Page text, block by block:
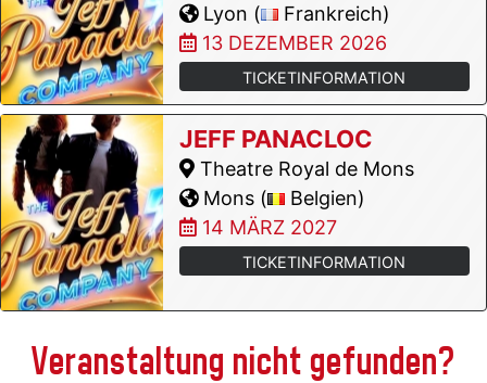
Lyon (
Frankreich)
13 DEZEMBER 2026
TICKETINFORMATION
JEFF PANACLOC
Theatre Royal de Mons
Mons (
Belgien)
14 MÄRZ 2027
TICKETINFORMATION
Veranstaltung nicht gefunden?